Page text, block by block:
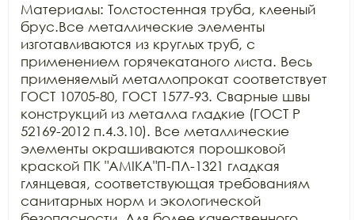
Материалы: Толстостенная труба, клееный
брус.Все металлические элементы
изготавливаются из круглых труб, с
применением горячекатаного листа. Весь
применяемый металлопрокат соответствует
ГОСТ 10705-80, ГОСТ 1577-93. Сварные швы
конструкций из металла гладкие (ГОСТ Р
52169-2012 п.4.3.10). Все металлические
элементы окрашиваются порошковой
краской ПК "АМIKA"П-ПЛ-1321 гладкая
глянцевая, соответствующая требованиям
санитарных норм и экологической